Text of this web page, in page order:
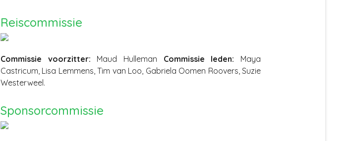
Reiscommissie
Commissie voorzitter: Maud Hulleman Commissie leden: Maya
Castricum, Lisa Lemmens, Tim van Loo, Gabriela Oomen Roovers, Suzie
Westerweel.
Sponsorcommissie